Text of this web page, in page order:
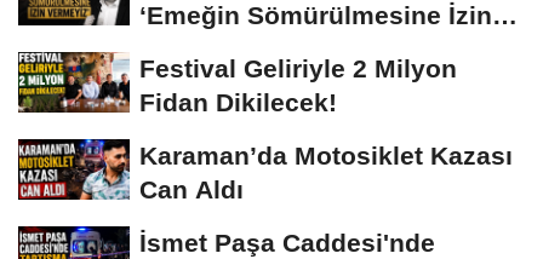
‘Emeğin Sömürülmesine İzin
Festival Geliriyle 2 Milyon
Fidan Dikilecek!
Karaman’da Motosiklet Kazası
Can Aldı
İsmet Paşa Caddesi'nde